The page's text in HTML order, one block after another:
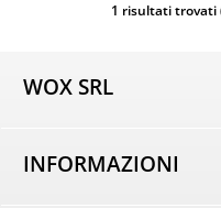
1 risultati trovati
WOX SRL
COE SM21075
INFORMAZIONI